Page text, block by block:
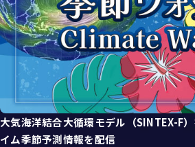
大気海洋結合大循環モデル（SINTEX-F
イム季節予測情報を配信